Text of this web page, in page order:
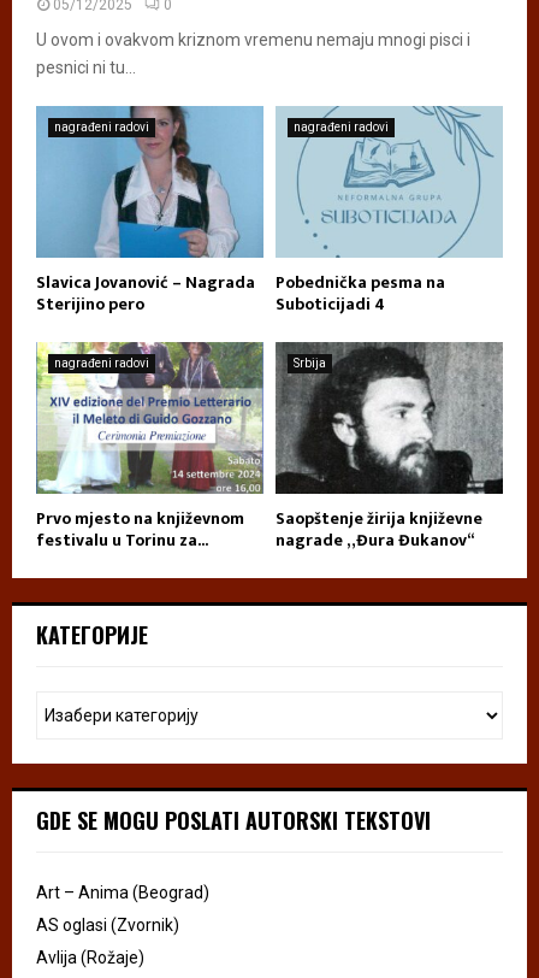
05/12/2025 0
U ovom i ovakvom kriznom vremenu nemaju mnogi pisci i
pesnici ni tu...
nagrađeni radovi
Slavica Jovanović – Nagrada
Sterijino pero
nagrađeni radovi
Pobednička pesma na
Suboticijadi 4
nagrađeni radovi
Prvo mjesto na književnom
festivalu u Torinu za...
Srbija
Saopštenje žirija književne
nagrade „Đura Đukanov“
КАТЕГОРИЈЕ
GDE SE MOGU POSLATI AUTORSKI TEKSTOVI
Art – Anima (Beograd)
AS oglasi (Zvornik)
Avlija (Rožaje)